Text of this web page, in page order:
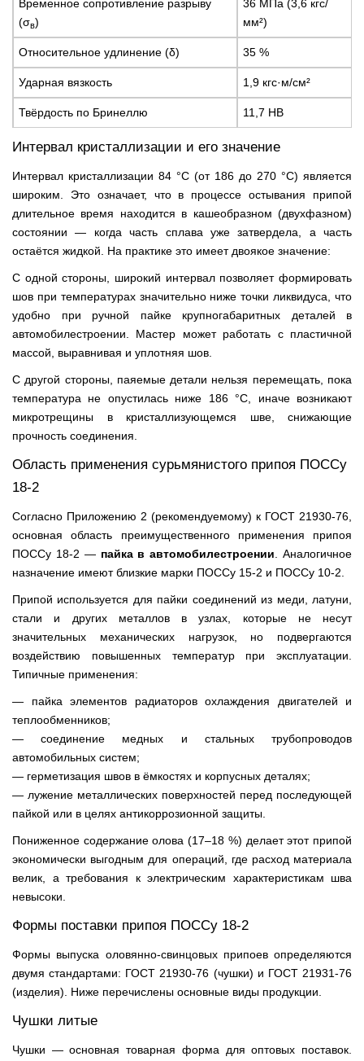
Временное сопротивление разрыву
(σв)
36 МПа (3,6 кгс/
мм²)
Относительное удлинение (δ) 35 %
Ударная вязкость 1,9 кгс·м/см²
Твёрдость по Бринеллю 11,7 НВ
Интервал кристаллизации и его значение
Интервал кристаллизации 84 °С (от 186 до 270 °С) является
широким. Это означает, что в процессе остывания припой
длительное время находится в кашеобразном (двухфазном)
состоянии — когда часть сплава уже затвердела, а часть
остаётся жидкой. На практике это имеет двоякое значение:
С одной стороны, широкий интервал позволяет формировать
шов при температурах значительно ниже точки ликвидуса, что
удобно при ручной пайке крупногабаритных деталей в
автомобилестроении. Мастер может работать с пластичной
массой, выравнивая и уплотняя шов.
С другой стороны, паяемые детали нельзя перемещать, пока
температура не опустилась ниже 186 °С, иначе возникают
микротрещины в кристаллизующемся шве, снижающие
прочность соединения.
Область применения сурьмянистого припоя ПОССу
18-2
Согласно Приложению 2 (рекомендуемому) к ГОСТ 21930-76,
основная область преимущественного применения припоя
ПОССу 18-2 — пайка в автомобилестроении . Аналогичное
назначение имеют близкие марки ПОССу 15-2 и ПОССу 10-2.
Припой используется для пайки соединений из меди, латуни,
стали и других металлов в узлах, которые не несут
значительных механических нагрузок, но подвергаются
воздействию повышенных температур при эксплуатации.
Типичные применения:
— пайка элементов радиаторов охлаждения двигателей и
теплообменников;
— соединение медных и стальных трубопроводов
автомобильных систем;
— герметизация швов в ёмкостях и корпусных деталях;
— лужение металлических поверхностей перед последующей
пайкой или в целях антикоррозионной защиты.
Пониженное содержание олова (17–18 %) делает этот припой
экономически выгодным для операций, где расход материала
велик, а требования к электрическим характеристикам шва
невысоки.
Формы поставки припоя ПОССу 18-2
Формы выпуска оловянно-свинцовых припоев определяются
двумя стандартами: ГОСТ 21930-76 (чушки) и ГОСТ 21931-76
(изделия). Ниже перечислены основные виды продукции.
Чушки литые
Чушки — основная товарная форма для оптовых поставок.